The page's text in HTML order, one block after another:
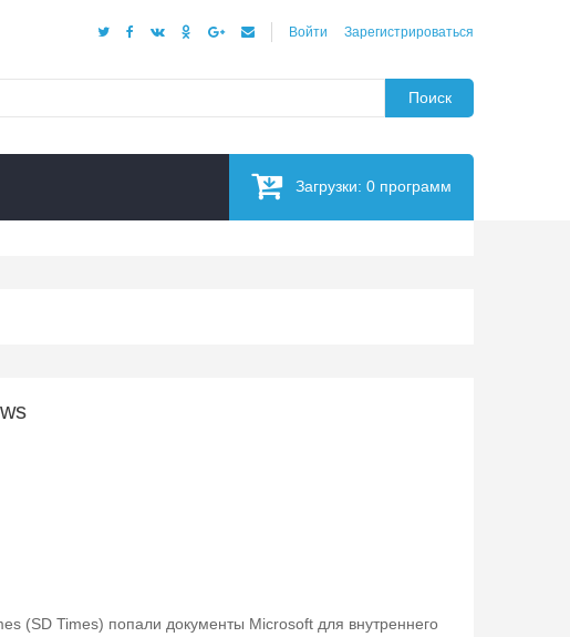
Войти Зарегистрироваться
Поиск
Загрузки: 0 программ
(SD Times) попали документы Microsoft для внутреннего